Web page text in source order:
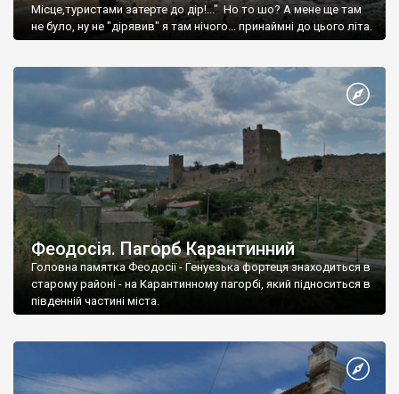
Місце,туристами затерте до дір!..." Но то шо? А мене ще там
не було, ну не "дірявив" я там нічого... принаймні до цього літа.
Феодосія. Пагорб Карантинний
Головна памятка Феодосії - Генуезька фортеця знаходиться в
старому районі - на Карантинному пагорбі, який підноситься в
південній частині міста.